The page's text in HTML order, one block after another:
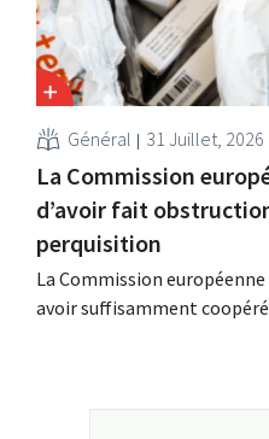
Général 31 Juillet, 2026
La Commission
d’avoir fait
perquisition
La Commission
avoir suffisamment